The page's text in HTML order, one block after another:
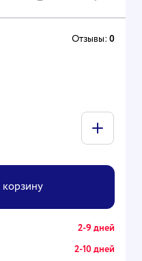
Отзывы: 0
2-9 дней
2-10 дней